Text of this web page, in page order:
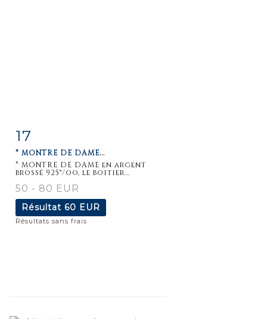
détaillée
17
* MONTRE DE DAME...
* MONTRE DE DAME en argent
brossé 925°/oo, le boitier...
50 - 80 EUR
Résultat 60 EUR
Résultats sans frais